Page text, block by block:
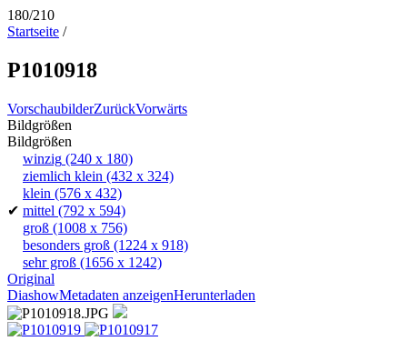
180/210
Startseite /
P1010918
VorschaubilderZurückVorwärts
Bildgrößen
Bildgrößen
winzig (240 x 180)
ziemlich klein (432 x 324)
klein (576 x 432)
✔ mittel (792 x 594)
groß (1008 x 756)
besonders groß (1224 x 918)
sehr groß (1656 x 1242)
Original
DiashowMetadaten anzeigenHerunterladen